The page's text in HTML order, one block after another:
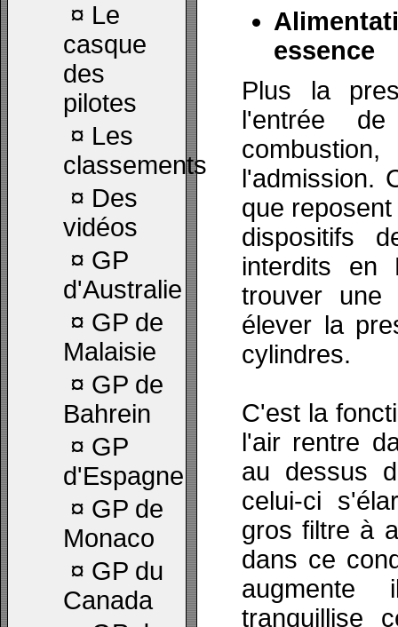
¤ Le
casque
des
pilotes
¤ Les
classements
¤ Des
vidéos
¤ GP
d'Australie
¤ GP de
Malaisie
¤ GP de
Bahrein
¤ GP
d'Espagne
¤ GP de
Monaco
¤ GP du
Canada
essence
Plus la
l'entrée
l'admission.
que
dispositifs
interdits
trouver une
élever la
cylindres.
C'est la
l'air rentre
au dessus
celui-ci
gros filtre à
dans ce
tranquillise